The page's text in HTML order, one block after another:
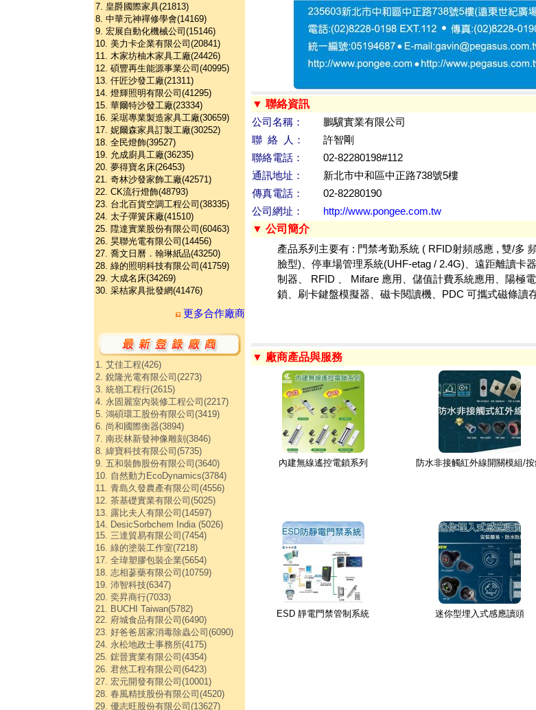
7. 皇爵國際家具(21813)
8. 中華元神禪修學會(14169)
9. 宏展自動化機械公司(15146)
10. 美力卡企業有限公司(20841)
11. 木家坊柚木家具工廠(24426)
12. 碩豐再生能源事業公司(40995)
13. 仟匠沙發工廠(21311)
14. 燈輝照明有限公司(41295)
15. 華爾特沙發工廠(23334)
16. 采琚專業製造家具工廠(30659)
17. 妮爾森家具訂製工廠(30252)
18. 全民燈飾(39527)
19. 允成廚具工廠(36235)
20. 夢得寶名床(26453)
21. 奇林沙發家飾工廠(42571)
22. CK流行燈飾(48793)
23. 台北百貨空調工程公司(38335)
24. 太子彈簧床廠(41510)
25. 陞達實業股份有限公司(60463)
26. 昊聯光電有限公司(14456)
27. 喬文日曆．翰琳紙品(43250)
28. 綠的照明科技有限公司(41759)
29. 大成名床(34269)
30. 采桔家具批發網(41476)
更多合作廠商
1. 艾佳工程(426)
2. 銳隆光電有限公司(2273)
3. 統嶺工程行(2615)
4. 永固麗室內裝修工程公司(2217)
5. 鴻碩環工股份有限公司(3419)
6. 尚和國際衡器(3894)
7. 南崁林新發神像雕刻(3846)
8. 緯寶科技有限公司(5735)
9. 五和裝飾股份有限公司(3640)
10. 自然動力EcoDynamics(3784)
11. 青島久發農產有限公司(4556)
12. 茶基礎實業有限公司(5025)
13. 露比夫人有限公司(14597)
14. DesicSorbchem India (5026)
15. 三達貿易有限公司(7454)
16. 綠的塗裝工作室(7218)
17. 全瑋塑膠包裝企業(5654)
18. 志相蔘藥有限公司(10759)
19. 沛智科技(6347)
20. 奕昇商行(7033)
21. BUCHI Taiwan(5782)
22. 府城食品有限公司(6490)
23. 好爸爸居家消毒除蟲公司(6090)
24. 永松地政士事務所(4175)
25. 鋐晉實業有限公司(4354)
26. 君然工程有限公司(6423)
27. 宏元開發有限公司(10001)
28. 春風精技股份有限公司(4520)
29. 優志旺股份有限公司(13627)
▼ 聯絡資訊
公司名稱：
鵬驥實業有限公司
聯 絡 人：
許智剛
聯絡電話：
02-82280198#112
通訊地址：
新北市中和區中正路738號5樓
傳真電話：
02-82280190
公司網址：
http://www.pongee.com.tw
▼ 公司簡介
產品系列主要有 : 門禁考勤系統 ( RFID射頻感應 , 雙/多
臉型)、停車場管理系統(UHF-etag / 2.4G)、遠距離讀卡
制器、 RFID 、 Mifare 應用、儲值計費系統應用、陽極
鎖、刷卡鍵盤模擬器、磁卡閱讀機、PDC 可攜式磁條讀
▼ 廠商產品與服務
內建無線遙控電鎖系列 防水非接觸紅外線開關模組/按
ESD 靜電門禁管制系統 迷你型埋入式感應讀頭